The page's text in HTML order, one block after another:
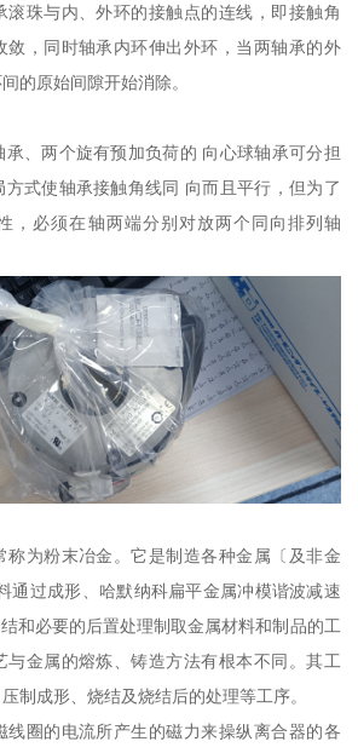
滚珠与内、外环的接触点的连线，即接触角
敛，同时轴承内环伸出外环，当两轴承的外
的原始间隙开始消除。
、两个旋有预加负荷的 向心球轴承可分担
式使轴承接触角线同 向而且平行，但为了
，必须在轴两端分别对放两个同向排列轴
称为粉末冶金。它是制造各种金属〔及非金
通过成形、哈默纳科扁平金属冲模谐波减速
和必要的后置处理制取金属材料和制品的工
与金属的熔炼、铸造方法有根本不同。其工
制成形、烧结及烧结后的处理等工序。
线圈的电流所产生的磁力来操纵离合器的各